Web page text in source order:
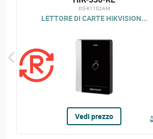
DS-K1102AM
LETTORE DI CARTE HIKVISION...
Vedi prezzo